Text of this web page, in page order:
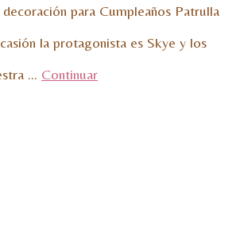
para Cumpleaños Patrulla
la protagonista es Skye y los
… Continuar